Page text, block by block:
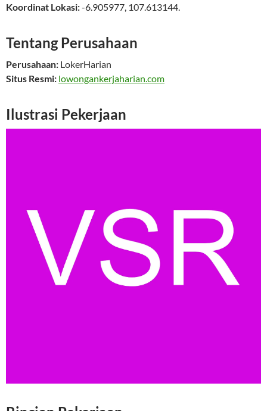
Koordinat Lokasi:-6.905977, 107.613144.
Tentang Perusahaan
Perusahaan: LokerHarian
Situs Resmi: lowongankerjaharian.com
Ilustrasi Pekerjaan